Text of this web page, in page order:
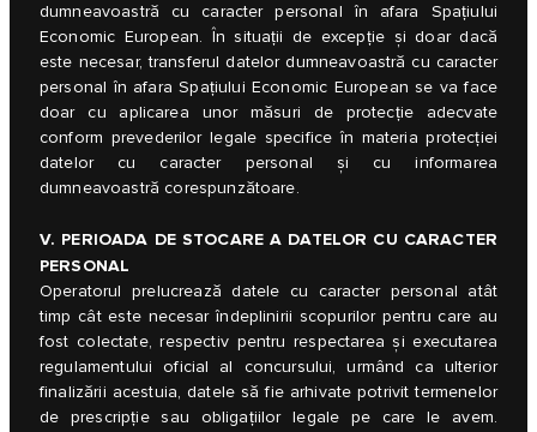
dumneavoastră cu caracter personal în afara Spațiului
Economic European. În situații de excepție și doar dacă
este necesar, transferul datelor dumneavoastră cu caracter
personal în afara Spațiului Economic European se va face
doar cu aplicarea unor măsuri de protecție adecvate
conform prevederilor legale specifice în materia protecției
datelor cu caracter personal și cu informarea
dumneavoastră corespunzătoare.
V. PERIOADA DE STOCARE A DATELOR CU CARACTER
PERSONAL
Operatorul prelucrează datele cu caracter personal atât
timp cât este necesar îndeplinirii scopurilor pentru care au
fost colectate, respectiv pentru respectarea și executarea
regulamentului oficial al concursului, urmând ca ulterior
finalizării acestuia, datele să fie arhivate potrivit termenelor
de prescripție sau obligațiilor legale pe care le avem.